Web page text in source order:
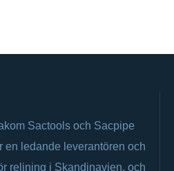
Sactools och Sacpipe
en ledande leverantören och
relining i Skandinavien, och